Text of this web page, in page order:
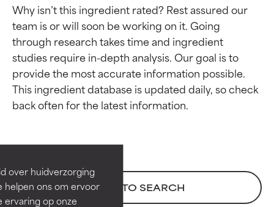
over huidverzorging
helpen ons om ervoor
ervaring op onze
Why isn’t this ingredient rated? Rest assured our
team is or will soon be working on it. Going
through research takes time and ingredient
studies require in-depth analysis. Our goal is to
provide the most accurate information possible.
This ingredient database is updated daily, so check
BACK TO SEARCH
Beoordelingen van
Bewezen en ondersteund door
onafhankelijk onderzoek.
Uitstekend actief ingrediënt
Beoordelingen van
Bewezen en ondersteund door
onafhankelijk onderzoek.
Uitstekend actief ingrediënt